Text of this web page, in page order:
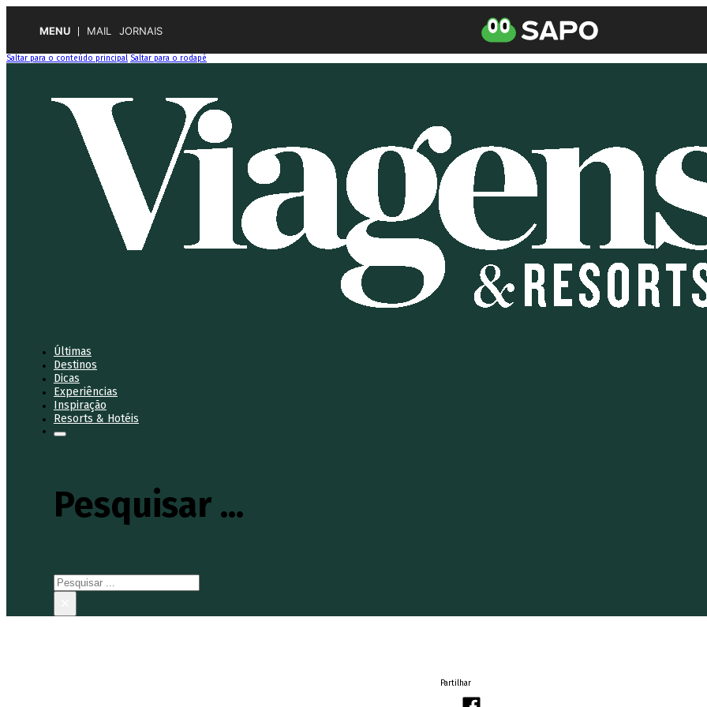
MENU MAIL JORNAIS
Saltar para o conteúdo principal Saltar para o rodapé
Últimas
Destinos
Dicas
Experiências
Inspiração
Resorts & Hotéis
Pesquisar ...
Pesquisar
Partilhar